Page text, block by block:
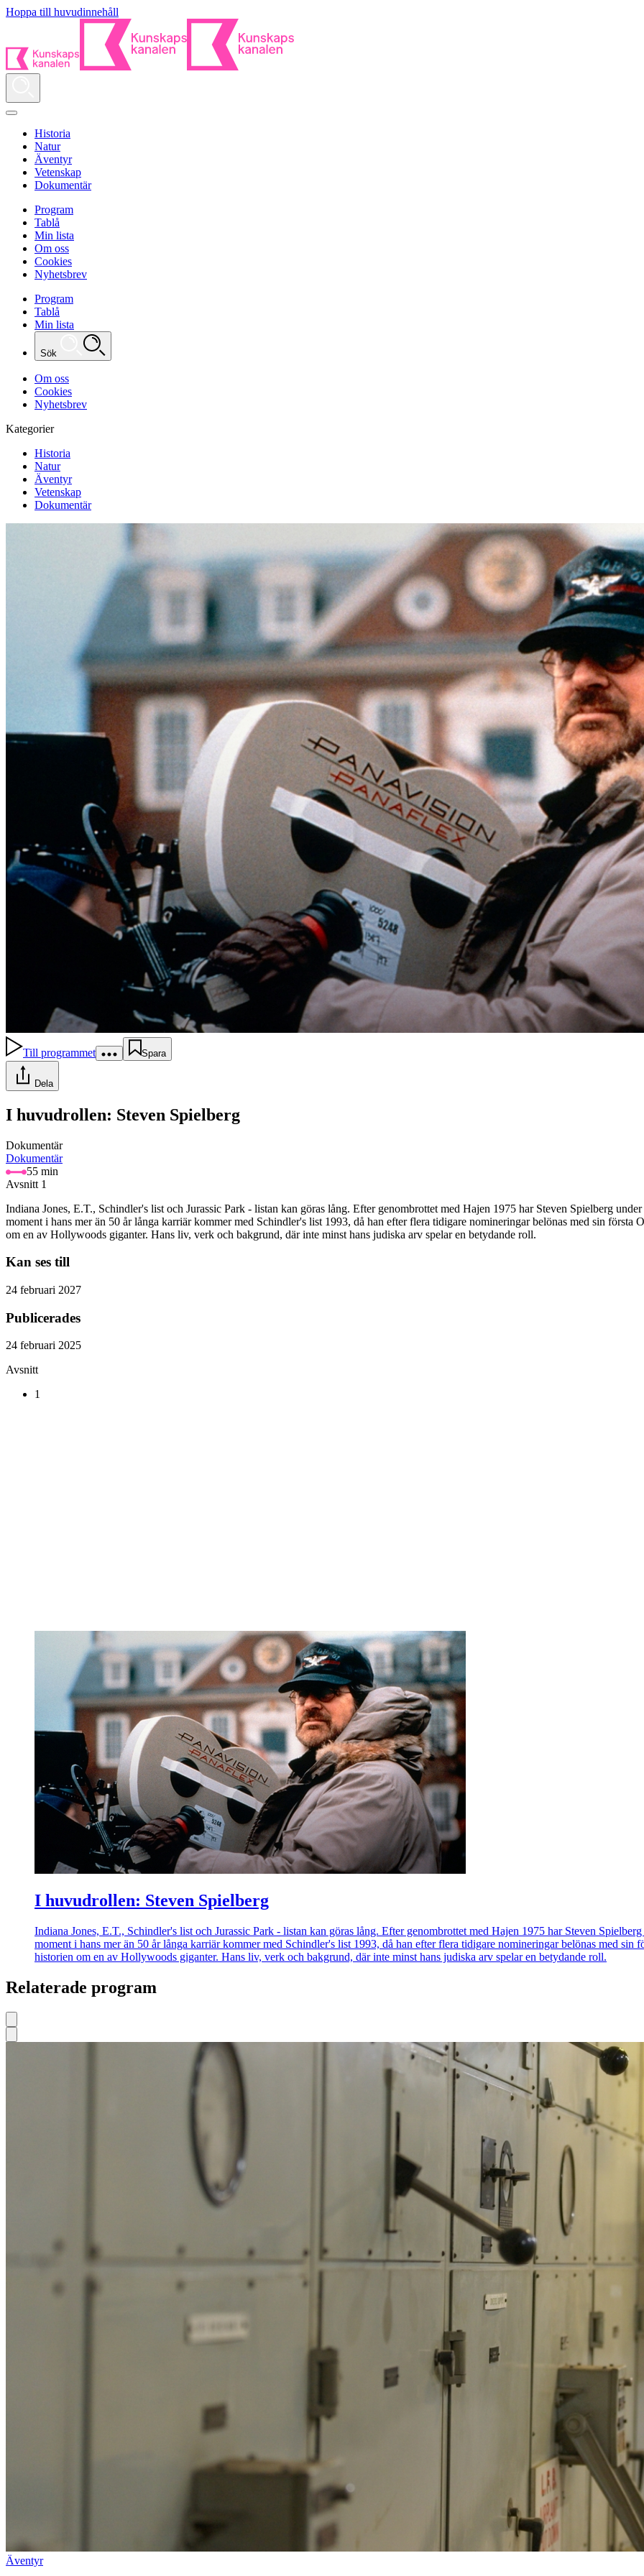
Hoppa till huvudinnehåll
Historia
Natur
Äventyr
Vetenskap
Dokumentär
Program
Tablå
Min lista
Om oss
Cookies
Nyhetsbrev
Program
Tablå
Min lista
Sök
Om oss
Cookies
Nyhetsbrev
Kategorier
Historia
Natur
Äventyr
Vetenskap
Dokumentär
Till programmet Spara
Dela
I huvudrollen: Steven Spielberg
Dokumentär
Dokumentär
55 min
Avsnitt 1
Indiana Jones, E.T., Schindler's list och Jurassic Park - listan kan göras lång. Efter genombrottet med Hajen 1975 har Steven Spielberg
moment i hans mer än 50 år långa karriär kommer med Schindler's list 1993, då han efter flera tidigare nomineringar belönas med sin
om en av Hollywoods giganter. Hans liv, verk och bakgrund, där inte minst hans judiska arv spelar en betydande roll.
Kan ses till
24 februari 2027
Publicerades
24 februari 2025
Avsnitt
1
I huvudrollen: Steven Spielberg
Indiana Jones, E.T., Schindler's list och Jurassic Park - listan kan göras lång. Efter genombrottet med Hajen 1975 har Steven
moment i hans mer än 50 år långa karriär kommer med Schindler's list 1993, då han efter flera tidigare nomineringar belönas med
historien om en av Hollywoods giganter. Hans liv, verk och bakgrund, där inte minst hans judiska arv spelar en betydande roll.
Relaterade program
Äventyr